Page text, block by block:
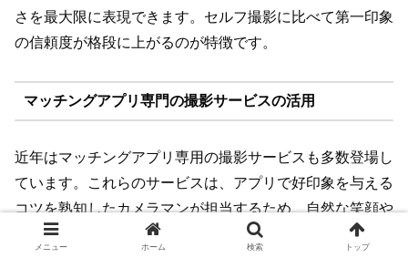
さを最大限に表現できます。セルフ撮影に比べて第一印象
の信頼度が格段に上がるのが特徴です。
マッチングアプリ専門の撮影サービスの活用
近年はマッチングアプリ専用の撮影サービスも多数登場し
ています。これらのサービスは、アプリで好印象を与える
コツを熟知したカメラマンが担当するため、自然な笑顔や
魅力的な雰囲気を引き出すことが可能です。背景やロケー
メニュー ホーム 検索 トップ